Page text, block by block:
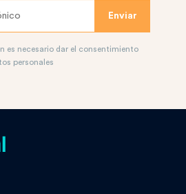
es necesario dar el consentimiento
personales